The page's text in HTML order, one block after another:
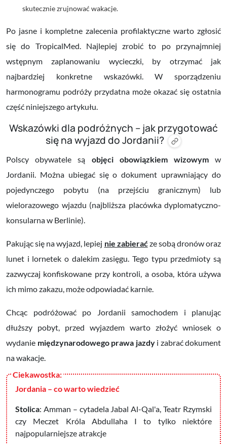
skutecznie zrujnować wakacje.
Po jasne i kompletne zalecenia profilaktyczne warto zgłosić
się do TropicalMed. Najlepiej zrobić to po przynajmniej
wstępnym zaplanowaniu wycieczki, by otrzymać jak
najbardziej konkretne wskazówki. W sporządzeniu
harmonogramu podróży przydatna może okazać się ostatnia
część niniejszego artykułu.
Wskazówki dla podróżnych – jak przygotować
się na wyjazd do Jordanii?
Polscy obywatele są objęci obowiązkiem wizowymw
Jordanii. Można ubiegać się o dokument uprawniający do
pojedynczego pobytu (na przejściu granicznym) lub
wielorazowego wjazdu (najbliższa placówka dyplomatyczno-
konsularna w Berlinie).
Pakując się na wyjazd, lepiej nie zabieraćze sobą dronów oraz
lunet i lornetek o dalekim zasięgu. Tego typu przedmioty są
zazwyczaj konfiskowane przy kontroli, a osoba, która używa
ich mimo zakazu, może odpowiadać karnie.
Chcąc podróżować po Jordanii samochodem i planując
dłuższy pobyt, przed wyjazdem warto złożyć wniosek o
wydanie międzynarodowego prawa jazdyi zabrać dokument
na wakacje.
Jordania – co warto wiedzieć
Stolica: Amman – cytadela Jabal Al-Qal'a, Teatr Rzymski
czy Meczet Króla Abdullaha I to tylko niektóre
najpopularniejsze atrakcje